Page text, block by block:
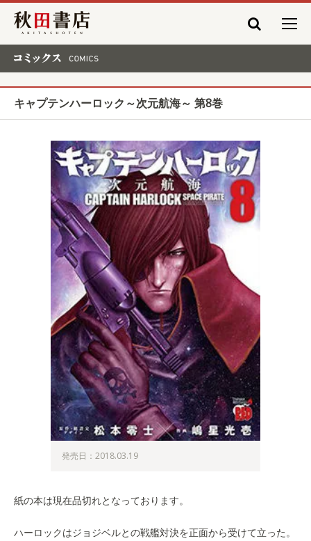
秋田書店
キャプテンハーロック～次元航海～ 第8巻
発売日：2018.03.19
紙の本は現在品切れとなっております。
ハーロックはジョジベルとの戦艦対決を正面から受けて立った。